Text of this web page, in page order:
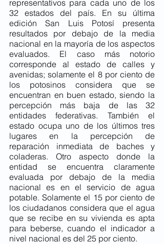
representativos para cada uno de los
32 estados del país. En su última
edición San Luis Potosí presenta
resultados por debajo de la media
nacional en la mayoría de los aspectos
evaluados. El caso más notorio
corresponde al estado de calles y
avenidas; solamente el 8 por ciento de
los potosinos considera que se
encuentran en buen estado, siendo la
percepción más baja de las 32
entidades federativas. También el
estado ocupa uno de los últimos tres
lugares en la percepción de
reparación inmediata de baches y
coladeras. Otro aspecto donde la
entidad se encuentra claramente
evaluada por debajo de la media
nacional es en el servicio de agua
potable. Solamente el 15 por ciento de
los ciudadanos considera que el agua
que se recibe en su vivienda es apta
para beberse, cuando el indicador a
nivel nacional es del 25 por ciento.